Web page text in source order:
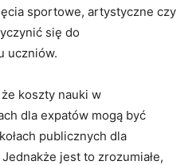
sportowe, artystyczne czy
się do
uczniów.
koszty‍ nauki w
dla expatów mogą być
publicznych dla
jest to zrozumiałe,